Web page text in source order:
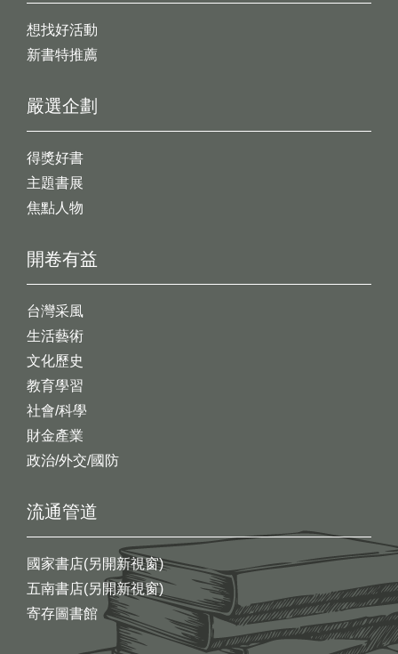
想找好活動
新書特推薦
開卷有益
台灣采風
生活藝術
文化歷史
教育學習
社會/科學
財金產業
政治/外交/國防
嚴選企劃
得獎好書
主題書展
焦點人物
流通管道
國家書店(另開新視窗)
五南書店(另開新視窗)
寄存圖書館